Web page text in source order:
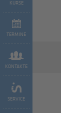
KURSE
TERMINE
KONTAKTE
SERVICE